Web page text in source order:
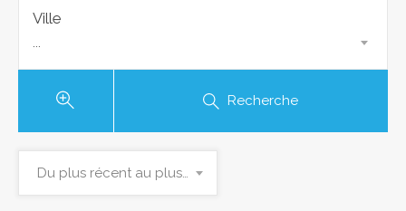
Ville
...
Recherche
Du plus récent au plus ancien